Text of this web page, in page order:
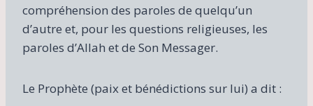
compréhension des paroles de quelqu’un
d’autre et, pour les questions religieuses, les
paroles d’Allah et de Son Messager.
Le Prophète (paix et bénédictions sur lui) a dit :